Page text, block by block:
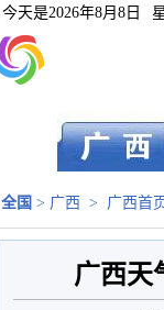
今天是2026年8月8日
全国 > 广西 > 广西首
广西天